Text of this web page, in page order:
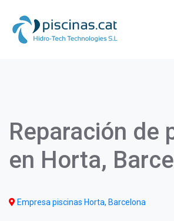
contenido
Reparación de
en Horta,
Empresa piscinas Horta, Barcelona